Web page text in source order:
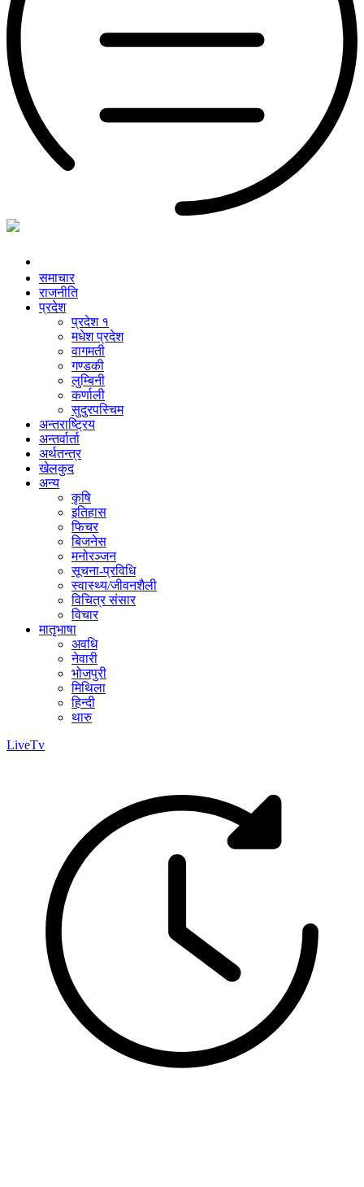
समाचार
राजनीति
प्रदेश
प्रदेश १
मधेश प्रदेश
वागमती
गण्डकी
लुम्बिनी
कर्णाली
सुदुरपस्चिम
अन्तराष्ट्रिय
अन्तर्वार्ता
अर्थतन्त्र
खेलकुद
अन्य
कृषि
इतिहास
फिचर
बिजनेस
मनोरञ्जन
सूचना-प्रविधि
स्वास्थ्य/जीवनशैली
विचित्र संसार
विचार
मातृभाषा
अवधि
नेवारी
भोजपुरी
मिथिला
हिन्दी
थारु
LiveTv